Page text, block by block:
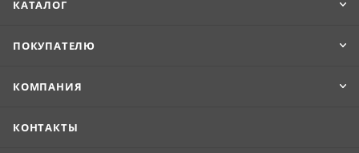
КАТАЛОГ
ПОКУПАТЕЛЮ
КОМПАНИЯ
КОНТАКТЫ